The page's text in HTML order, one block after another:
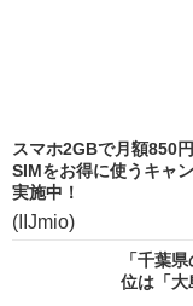
スマホ2GBで月額850
SIMをお得に使うキャ
実施中！
(IIJmio)
「千葉
位は「大